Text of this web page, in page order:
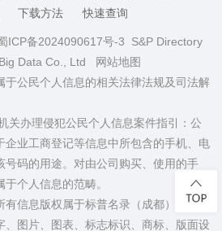
下载方法 快速查询
ICP备2024090617号-3 S&P Directory
Data Co., Ltd
网站地图
于公民个人信息的相关法律法规及司法解
关办理侵犯公民个人信息案件指引：公
企业工商登记等信息中所包含的手机、电
号码的用途。对由公司购买、使用的手
个人信息的范畴。
信息版权属于标普名录（成都）大数据
、图片、图表、标志标识、商标、版面设